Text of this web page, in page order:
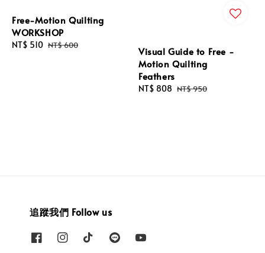
Free-Motion Quilting
WORKSHOP
Sale
NT$ 510 Regular
NT$ 600
Visual Guide to Free -
Motion Quilting
Feathers
Sale
NT$ 808 Regular
NT$ 950
追蹤我們 Follow us